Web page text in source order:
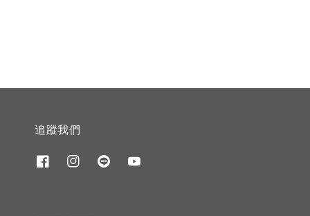
追蹤我們